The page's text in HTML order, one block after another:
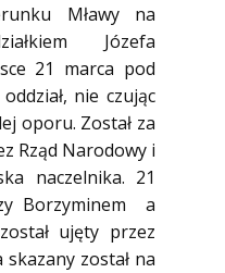
Mławy na
Józefa
21 marca pod
nie czując
oporu. Został za
Rząd Narodowy i
naczelnika. 21
Borzyminem a
ujęty przez
skazany został na